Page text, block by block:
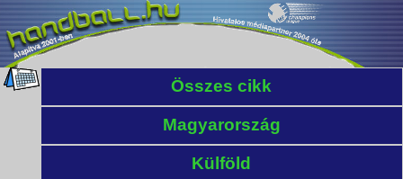
Összes cikk
Magyarország
Külföld